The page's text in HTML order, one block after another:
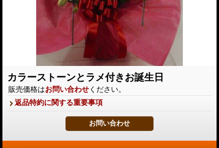
カラーストーンとラメ付きお誕生日
販売価格はお問い合わせ ください。
返品特約に関する重要事項